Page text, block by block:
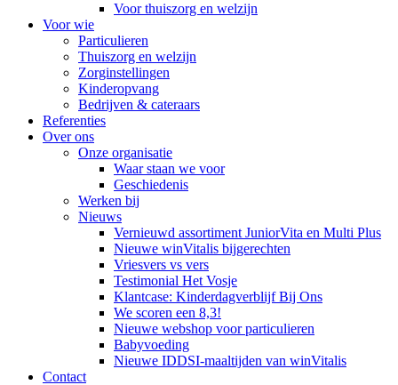
Voor thuiszorg en welzijn
Voor wie
Particulieren
Thuiszorg en welzijn
Zorginstellingen
Kinderopvang
Bedrijven & cateraars
Referenties
Over ons
Onze organisatie
Waar staan we voor
Geschiedenis
Werken bij
Nieuws
Vernieuwd assortiment JuniorVita en Multi Plus
Nieuwe winVitalis bijgerechten
Vriesvers vs vers
Testimonial Het Vosje
Klantcase: Kinderdagverblijf Bij Ons
We scoren een 8,3!
Nieuwe webshop voor particulieren
Babyvoeding
Nieuwe IDDSI-maaltijden van winVitalis
Contact